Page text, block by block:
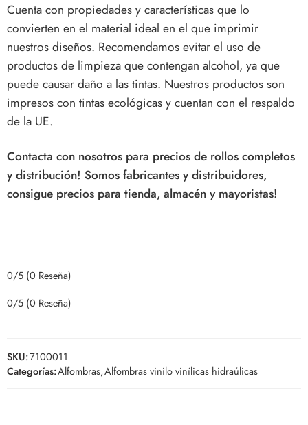
Cuenta con propiedades y características que lo
convierten en el material ideal en el que imprimir
nuestros diseños. Recomendamos evitar el uso de
productos de limpieza que contengan alcohol, ya que
puede causar daño a las tintas. Nuestros productos son
impresos con tintas ecológicas y cuentan con el respaldo
de la UE.
Contacta con nosotros para precios de rollos completos
y distribución! Somos fabricantes y distribuidores,
consigue precios para tienda, almacén y mayoristas!
0/5 (0 Reseña)
0/5 (0 Reseña)
SKU:7100011
Categorías:Alfombras,Alfombras vinilo vinílicas hidraúlicas